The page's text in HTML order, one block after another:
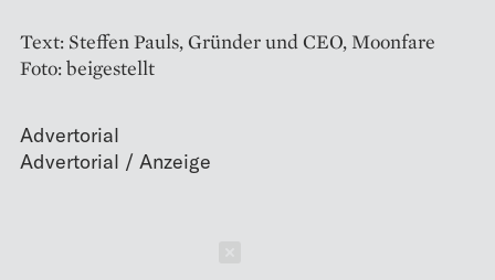
Text: Steffen Pauls, Gründer und CEO, Moonfare
Foto: beigestellt
Advertorial